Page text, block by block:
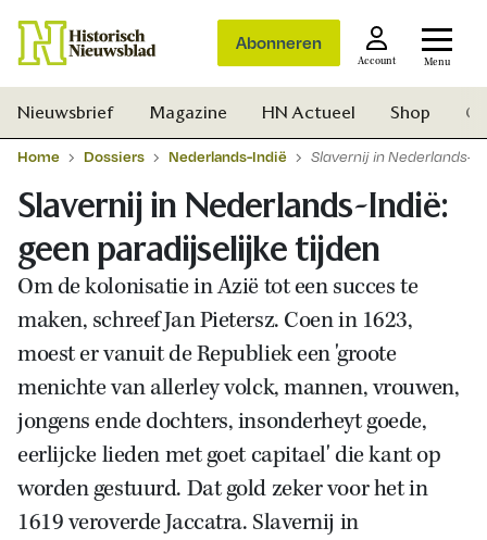
Abonneren
Account Menu
Zoek
Nieuwsbrief Magazine HN Actueel Shop
Home Dossiers Nederlands-Indië Slavernij in Nederlands-
Slavernij in Nederlands-Indië:
geen paradijselijke tijden
Om de kolonisatie in Azië tot een succes te
maken, schreef Jan Pietersz. Coen in 1623,
moest er vanuit de Republiek een 'groote
menichte van allerley volck, mannen, vrouwen,
jongens ende dochters, insonderheyt goede,
eerlijcke lieden met goet capitael' die kant op
worden gestuurd. Dat gold zeker voor het in
1619 veroverde Jaccatra. Slavernij in